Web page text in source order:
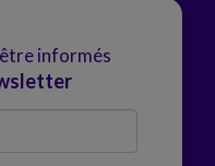
informés